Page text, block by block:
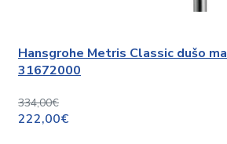
Hansgrohe Metris Classic dušo
31672000
334,00€
222,00€